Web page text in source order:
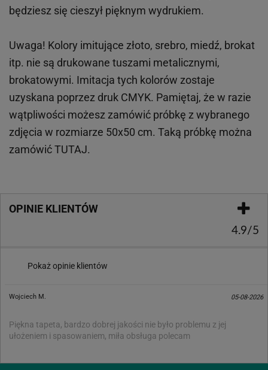
będziesz się cieszył pięknym wydrukiem.
Uwaga! Kolory imitujące złoto, srebro, miedź, brokat
itp. nie są drukowane tuszami metalicznymi,
brokatowymi. Imitacja tych kolorów zostaje
uzyskana poprzez druk CMYK. Pamiętaj, że w razie
wątpliwości możesz zamówić próbkę z wybranego
zdjęcia w rozmiarze 50x50 cm. Taką próbkę można
zamówićTUTAJ.
OPINIE KLIENTÓW
4.9/5
Pokaż opinie klientów
Wojciech M. 05-08-2026
Piękna tapeta, bardzo dobrej jakości nie było problemu z jej
ułożeniem i spasowaniem, miła obsługa polecam